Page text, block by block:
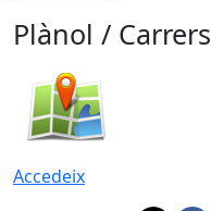
Plànol / Carrers
Accedeix